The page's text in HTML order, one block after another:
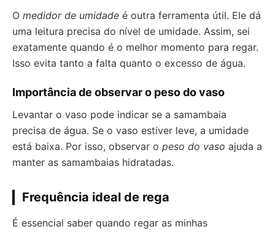
O medidor de umidade é outra ferramenta útil. Ele dá
uma leitura precisa do nível de umidade. Assim, sei
exatamente quando é o melhor momento para regar.
Isso evita tanto a falta quanto o excesso de água.
Importância de observar o peso do vaso
Levantar o vaso pode indicar se a samambaia
precisa de água. Se o vaso estiver leve, a umidade
está baixa. Por isso, observar o peso do vaso ajuda a
manter as samambaias hidratadas.
Frequência ideal de rega
É essencial saber quando regar as minhas